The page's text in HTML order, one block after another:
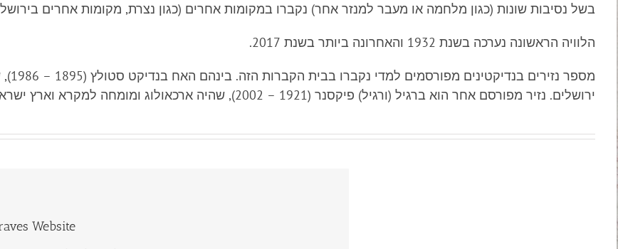
בשל נסיבות שונות (כגון מלחמה או מעבר למנזר אחר) נקברו במקומות אחרים (כגון נצרת, מקומות אחרים
הלוויה הראשונה נערכה בשנת 1932 והאחרונה ביותר בשנת 2017.
ירושלים. נזיר מפורסם אחר הוא ברגיל (ורגיל) פיקסנר (1921 – 2002), שהיה ארכאולוג ומומחה למקרא וארץ ישראל.
Website